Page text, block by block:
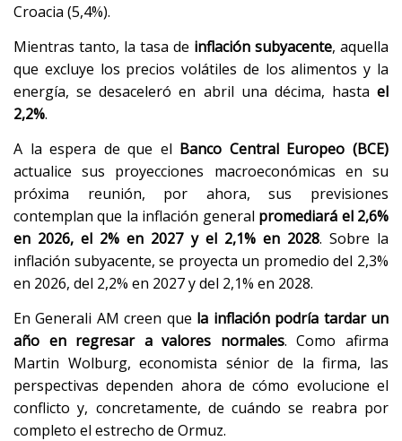
Croacia (5,4%).
Mientras tanto, la tasa de inflación subyacente, aquella
que excluye los precios volátiles de los alimentos y la
energía, se desaceleró en abril una décima, hasta el
2,2%.
A la espera de que el Banco Central Europeo (BCE)
actualice sus proyecciones macroeconómicas en su
próxima reunión, por ahora, sus previsiones
contemplan que la inflación general promediará el 2,6%
en 2026, el 2% en 2027 y el 2,1% en 2028. Sobre la
inflación subyacente, se proyecta un promedio del 2,3%
en 2026, del 2,2% en 2027 y del 2,1% en 2028.
En Generali AM creen que la inflación podría tardar un
año en regresar a valores normales. Como afirma
Martin Wolburg, economista sénior de la firma, las
perspectivas dependen ahora de cómo evolucione el
conflicto y, concretamente, de cuándo se reabra por
completo el estrecho de Ormuz.